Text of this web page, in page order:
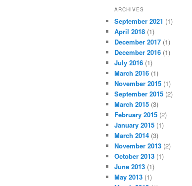
ARCHIVES
September 2021 (1)
April 2018 (1)
December 2017 (1)
December 2016 (1)
July 2016 (1)
March 2016 (1)
November 2015 (1)
September 2015 (2)
March 2015 (3)
February 2015 (2)
January 2015 (1)
March 2014 (3)
November 2013 (2)
October 2013 (1)
June 2013 (1)
May 2013 (1)